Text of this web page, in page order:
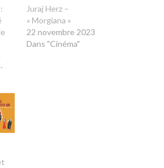
Juraj Herz –
« Morgiana »
22 novembre 2023
Dans "Cinéma"